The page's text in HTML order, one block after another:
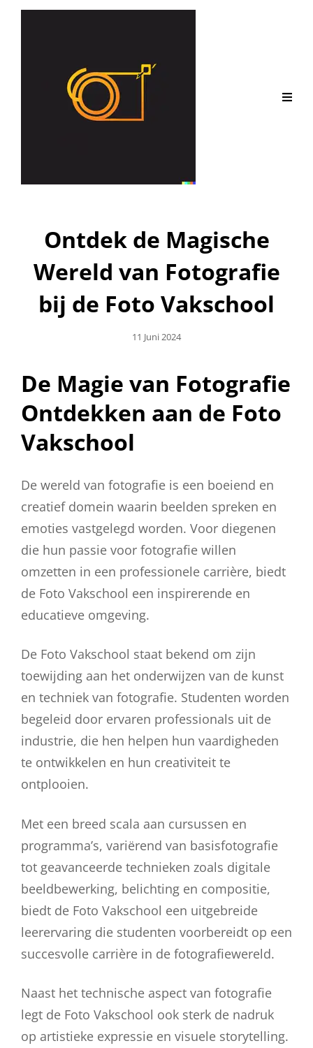
Ontdek de Magische
Wereld van Fotografie
bij de Foto Vakschool
Geplaatst
11 Juni 2024
De Magie van Fotografie
Ontdekken aan de Foto
Vakschool
De wereld van fotografie is een boeiend en
creatief domein waarin beelden spreken en
emoties vastgelegd worden. Voor diegenen
die hun passie voor fotografie willen
omzetten in een professionele carrière, biedt
de Foto Vakschool een inspirerende en
educatieve omgeving.
De Foto Vakschool staat bekend om zijn
toewijding aan het onderwijzen van de kunst
en techniek van fotografie. Studenten worden
begeleid door ervaren professionals uit de
industrie, die hen helpen hun vaardigheden
te ontwikkelen en hun creativiteit te
ontplooien.
Met een breed scala aan cursussen en
programma’s, variërend van basisfotografie
tot geavanceerde technieken zoals digitale
beeldbewerking, belichting en compositie,
biedt de Foto Vakschool een uitgebreide
leerervaring die studenten voorbereidt op een
succesvolle carrière in de fotografiewereld.
Naast het technische aspect van fotografie
legt de Foto Vakschool ook sterk de nadruk
op artistieke expressie en visuele storytelling.